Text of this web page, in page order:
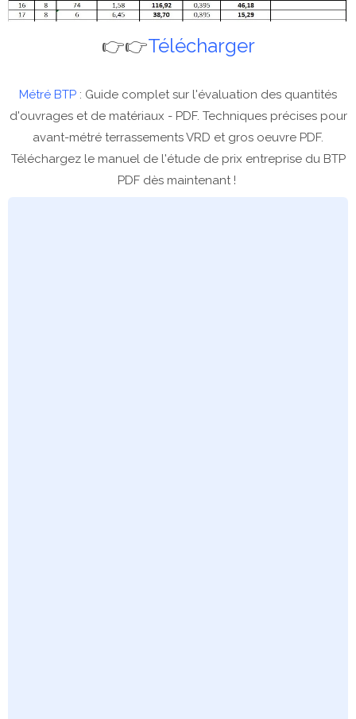
👉👉Télécharger
Métré BTP : Guide complet sur l'évaluation des quantités
d'ouvrages et de matériaux - PDF. Techniques précises pour
avant-métré terrassements VRD et gros oeuvre PDF.
Téléchargez le manuel de l'étude de prix entreprise du BTP
PDF dès maintenant !